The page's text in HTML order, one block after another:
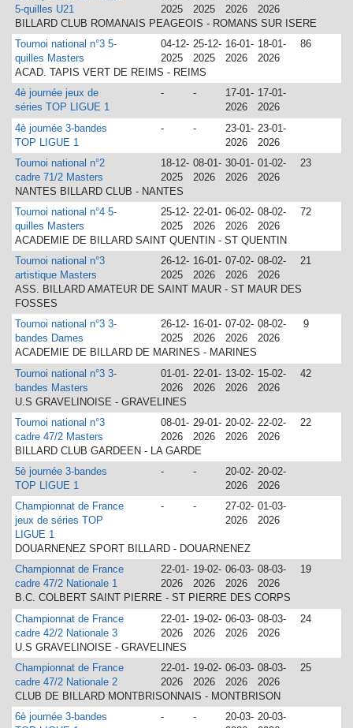
5-quilles U21
2025
2025
2026
2026
BILLARD CLUB ROMANAIS PEAGEOIS - ROMANS SUR ISERE
Tournoi national n°3 5-
quilles Masters
04-12-
2025
25-12-
2025
16-01-
2026
18-01-
2026
86
ACAD. TAPIS VERT DE REIMS - REIMS
4è journée jeux de
séries TOP LIGUE 1
- -
17-01-
2026
17-01-
2026
4è journée 3-bandes
TOP LIGUE 1
- -
23-01-
2026
23-01-
2026
Tournoi national n°2
cadre 71/2 Masters
18-12-
2025
08-01-
2026
30-01-
2026
01-02-
2026
23
NANTES BILLARD CLUB - NANTES
Tournoi national n°4 5-
quilles Masters
25-12-
2025
22-01-
2026
06-02-
2026
08-02-
2026
72
ACADEMIE DE BILLARD SAINT QUENTIN - ST QUENTIN
Tournoi national n°3
artistique Masters
26-12-
2025
16-01-
2026
07-02-
2026
08-02-
2026
21
ASS. BILLARD AMATEUR DE SAINT MAUR - ST MAUR DES
FOSSES
Tournoi national n°3 3-
bandes Dames
26-12-
2025
16-01-
2026
07-02-
2026
08-02-
2026
9
ACADEMIE DE BILLARD DE MARINES - MARINES
Tournoi national n°3 3-
bandes Masters
01-01-
2026
22-01-
2026
13-02-
2026
15-02-
2026
42
U.S GRAVELINOISE - GRAVELINES
Tournoi national n°3
cadre 47/2 Masters
08-01-
2026
29-01-
2026
20-02-
2026
22-02-
2026
22
BILLARD CLUB GARDEEN - LA GARDE
5è journée 3-bandes
TOP LIGUE 1
- -
20-02-
2026
20-02-
2026
Championnat de France
jeux de séries TOP
LIGUE 1
- -
27-02-
2026
01-03-
2026
DOUARNENEZ SPORT BILLARD - DOUARNENEZ
Championnat de France
cadre 47/2 Nationale 1
22-01-
2026
19-02-
2026
06-03-
2026
08-03-
2026
19
B.C. COLBERT SAINT PIERRE - ST PIERRE DES CORPS
Championnat de France
cadre 42/2 Nationale 3
22-01-
2026
19-02-
2026
06-03-
2026
08-03-
2026
24
U.S GRAVELINOISE - GRAVELINES
Championnat de France
cadre 47/2 Nationale 2
22-01-
2026
19-02-
2026
06-03-
2026
08-03-
2026
25
CLUB DE BILLARD MONTBRISONNAIS - MONTBRISON
6è journée 3-bandes
- -
20-03- 20-03-